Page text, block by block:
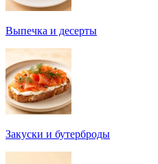
Выпечка и десерты
Закуски и бутерброды